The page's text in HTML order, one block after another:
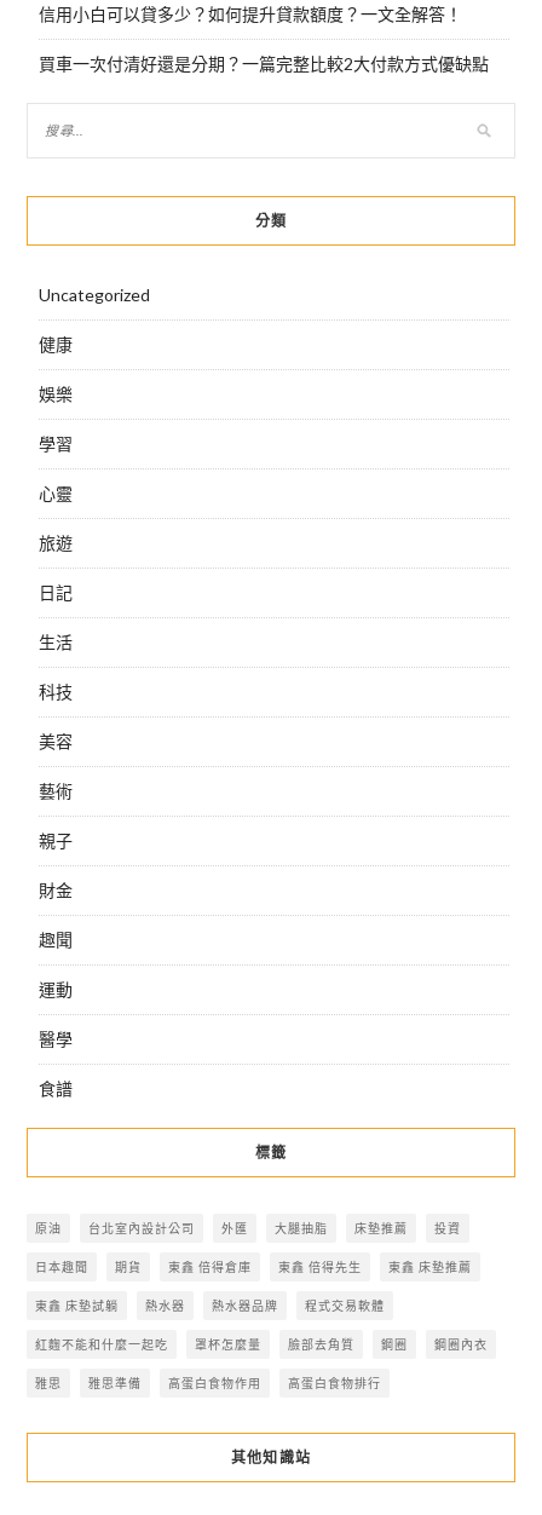
信用小白可以貸多少？如何提升貸款額度？一文全解答！
買車一次付清好還是分期？一篇完整比較2大付款方式優缺點
分類
Uncategorized
健康
娛樂
學習
心靈
旅遊
日記
生活
科技
美容
藝術
親子
財金
趣聞
運動
醫學
食譜
標籤
原油 台北室內設計公司 外匯 大腿抽脂 床墊推薦 投資
日本趣聞 期貨 東鑫 倍得倉庫 東鑫 倍得先生 東鑫 床墊推薦
東鑫 床墊試躺 熱水器 熱水器品牌 程式交易軟體
紅麴不能和什麼一起吃 罩杯怎麼量 臉部去角質 鋼圈 鋼圈內衣
雅思 雅思準備 高蛋白食物作用 高蛋白食物排行
其他知識站